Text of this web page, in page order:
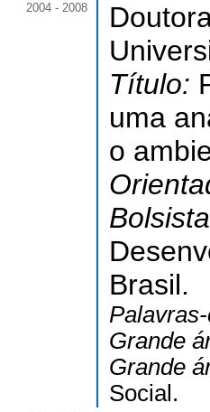
2004 - 2008
Título:
uma
o
Brasil.
Grande
Grande
Social.